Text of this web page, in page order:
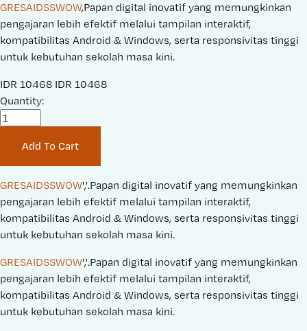
GRESAIDSSWOW,Papan digital inovatif yang memungkinkan
pengajaran lebih efektif melalui tampilan interaktif,
kompatibilitas Android & Windows, serta responsivitas tinggi
untuk kebutuhan sekolah masa kini.
S
a
r
i
c
e
:
IDR 10468 O
n
a
P
r
c
e
:
IDR 10468
Quantity:
Add To Cart
GRESAIDSSWOW','.Papan digital inovatif yang memungkinkan
pengajaran lebih efektif melalui tampilan interaktif,
kompatibilitas Android & Windows, serta responsivitas tinggi
untuk kebutuhan sekolah masa kini.
GRESAIDSSWOW','.Papan digital inovatif yang memungkinkan
pengajaran lebih efektif melalui tampilan interaktif,
kompatibilitas Android & Windows, serta responsivitas tinggi
untuk kebutuhan sekolah masa kini.